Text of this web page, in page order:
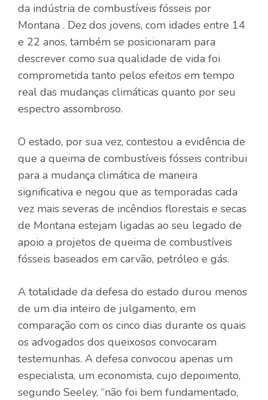
da indústria de combustíveis fósseis por
Montana . Dez dos jovens, com idades entre 14
e 22 anos, também se posicionaram para
descrever como sua qualidade de vida foi
comprometida tanto pelos efeitos em tempo
real das mudanças climáticas quanto por seu
espectro assombroso.
O estado, por sua vez, contestou a evidência de
que a queima de combustíveis fósseis contribui
para a mudança climática de maneira
significativa e negou que as temporadas cada
vez mais severas de incêndios florestais e secas
de Montana estejam ligadas ao seu legado de
apoio a projetos de queima de combustíveis
fósseis baseados em carvão, petróleo e gás.
A totalidade da defesa do estado durou menos
de um dia inteiro de julgamento, em
comparação com os cinco dias durante os quais
os advogados dos queixosos convocaram
testemunhas. A defesa convocou apenas um
especialista, um economista, cujo depoimento,
segundo Seeley, “não foi bem fundamentado,